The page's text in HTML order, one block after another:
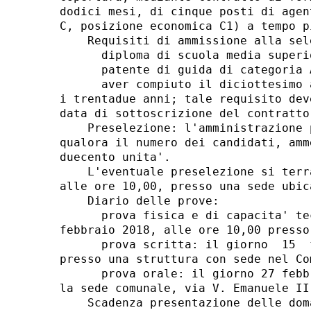
dodici mesi, di cinque posti di
C, posizione economica C1) a tempo
Requisiti di ammissione alla
diploma di scuola media
patente di guida di
aver compiuto il diciottesimo
i trentadue anni; tale requisito
data di sottoscrizione del
Preselezione: l'amministrazione
qualora il numero dei candidati,
duecento unita'.
L'eventuale preselezione si
alle ore 10,00, presso una sede
    Diario delle prove:
prova fisica e di capacita'
febbraio 2018, alle ore 10,00
prova scritta: il giorno  15
presso una struttura con sede nel
prova orale: il giorno 27
la sede comunale, via V. Emanuele
Scadenza presentazione delle